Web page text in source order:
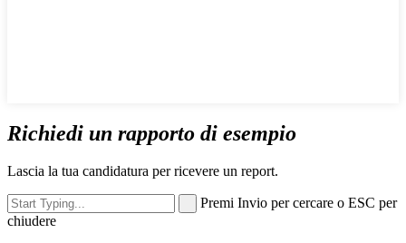
Richiedi un rapporto di esempio
Lascia la tua candidatura per ricevere un report.
Premi Invio per cercare o ESC per
chiudere